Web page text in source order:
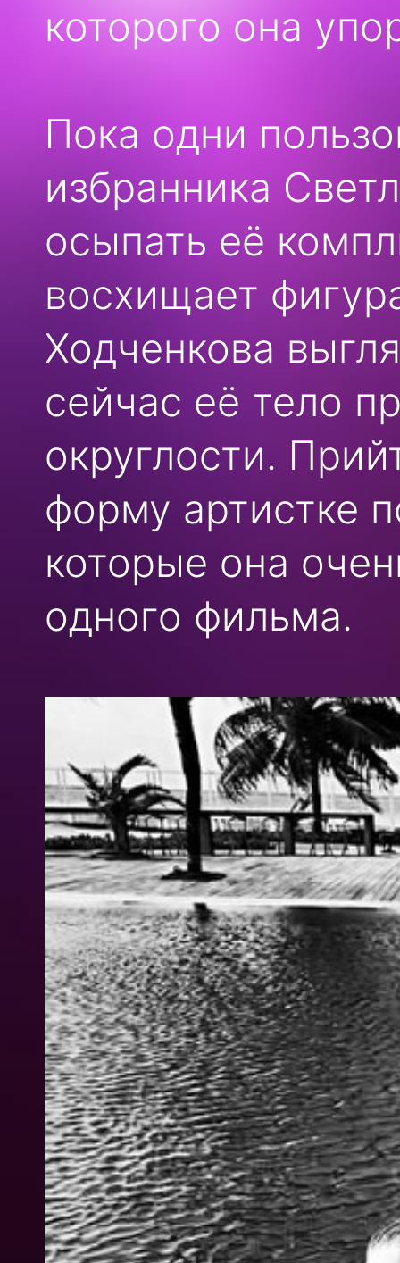
которого она
Пока одни
избранника
осыпать её
восхищает
Ходченкова
сейчас её тело
округлости.
форму артистке
которые она
одного фильма.